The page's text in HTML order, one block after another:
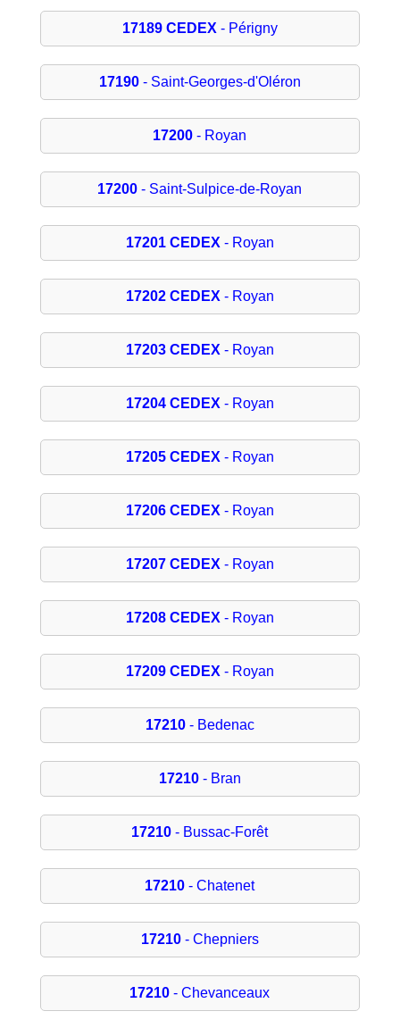
17189 CEDEX - Périgny
17190- Saint-Georges-d'Oléron
17200 - Royan
17200 - Saint-Sulpice-de-Royan
17201 CEDEX - Royan
17202 CEDEX - Royan
17203 CEDEX - Royan
17204 CEDEX - Royan
17205 CEDEX - Royan
17206 CEDEX - Royan
17207 CEDEX - Royan
17208 CEDEX - Royan
17209 CEDEX - Royan
17210- Bedenac
17210- Bran
17210 - Bussac-Forêt
17210 - Chatenet
17210- Chepniers
17210 - Chevanceaux